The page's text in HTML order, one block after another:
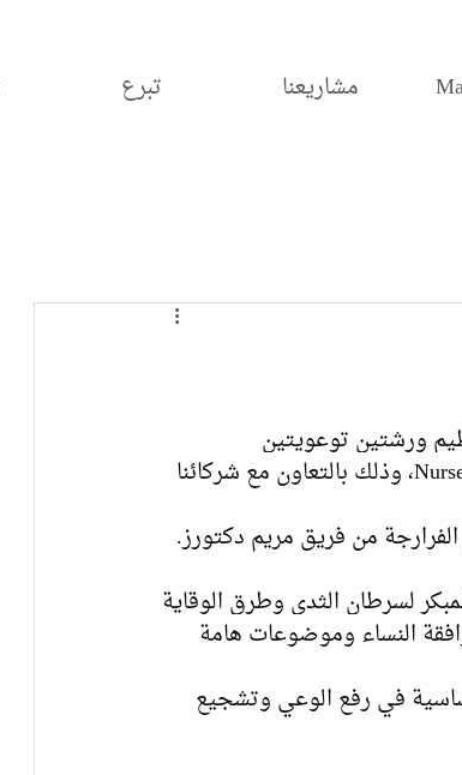
مشاريعنا تبرع
لمكافحة السرطان يوم الأربعاء 24/9/2025 بتنظيم ورشتين توعويتين
متخصّصتين ضمن مشروع الممرضة الموجِّهة – Nurse Navigator Project، وذلك بالتعاون مع شركائنا
لسرطان الثدي وطرق الوقاية
النساء وموضوعات هامة
في رفع الوعي وتشجيع